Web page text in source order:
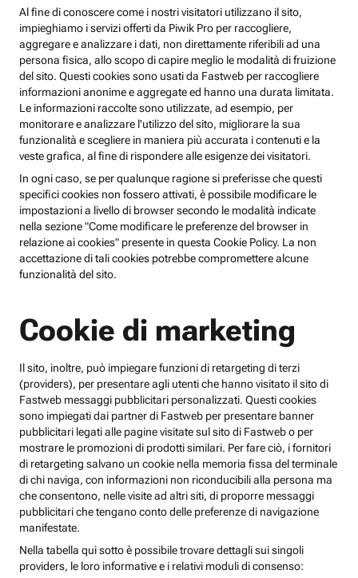
Al fine di conoscere come i nostri visitatori utilizzano il sito,
impieghiamo i servizi offerti da Piwik Pro per raccogliere,
aggregare e analizzare i dati, non direttamente riferibili ad una
persona fisica, allo scopo di capire meglio le modalità di fruizione
del sito. Questi cookies sono usati da Fastweb per raccogliere
informazioni anonime e aggregate ed hanno una durata limitata.
Le informazioni raccolte sono utilizzate, ad esempio, per
monitorare e analizzare l'utilizzo del sito, migliorare la sua
funzionalità e scegliere in maniera più accurata i contenuti e la
veste grafica, al fine di rispondere alle esigenze dei visitatori.
In ogni caso, se per qualunque ragione si preferisse che questi
specifici cookies non fossero attivati, è possibile modificare le
impostazioni a livello di browser secondo le modalità indicate
nella sezione "Come modificare le preferenze del browser in
relazione ai cookies" presente in questa Cookie Policy. La non
accettazione di tali cookies potrebbe compromettere alcune
funzionalità del sito.
Cookie di marketing
Il sito, inoltre, può impiegare funzioni di retargeting di terzi
(providers), per presentare agli utenti che hanno visitato il sito di
Fastweb messaggi pubblicitari personalizzati. Questi cookies
sono impiegati dai partner di Fastweb per presentare banner
pubblicitari legati alle pagine visitate sul sito di Fastweb o per
mostrare le promozioni di prodotti similari. Per fare ciò, i fornitori
di retargeting salvano un cookie nella memoria fissa del terminale
di chi naviga, con informazioni non riconducibili alla persona ma
che consentono, nelle visite ad altri siti, di proporre messaggi
pubblicitari che tengano conto delle preferenze di navigazione
manifestate.
Nella tabella qui sotto è possibile trovare dettagli sui singoli
providers, le loro informative e i relativi moduli di consenso: